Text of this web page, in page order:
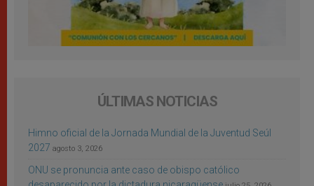
ÚLTIMAS NOTICIAS
Himno oficial de la Jornada Mundial de la Juventud Seúl
2027 agosto 3, 2026
ONU se pronuncia ante caso de obispo católico